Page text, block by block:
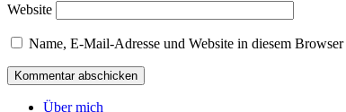
Website
Name, E-Mail-Adresse und Website in diesem
Über mich